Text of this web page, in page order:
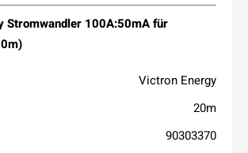
Stromwandler 100A:50mA für
Victron Energy
20m
90303370